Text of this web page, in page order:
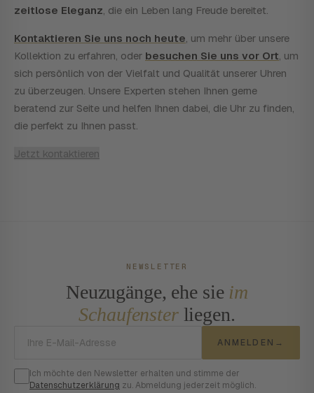
zeitlose Eleganz, die ein Leben lang Freude bereitet.
Kontaktieren Sie uns noch heute, um mehr über unsere
Kollektion zu erfahren, oder besuchen Sie uns vor Ort, um
sich persönlich von der Vielfalt und Qualität unserer Uhren
zu überzeugen. Unsere Experten stehen Ihnen gerne
beratend zur Seite und helfen Ihnen dabei, die Uhr zu finden,
die perfekt zu Ihnen passt.
Jetzt kontaktieren
NEWSLETTER
Neuzugänge, ehe sie im
Schaufensterliegen.
ANMELDEN →
Ich möchte den Newsletter erhalten und stimme der
Datenschutzerklärung zu. Abmeldung jederzeit möglich.